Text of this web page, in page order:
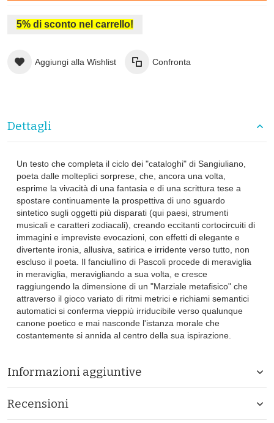
5% di sconto nel carrello!
Aggiungi alla Wishlist Confronta
Dettagli
Un testo che completa il ciclo dei "cataloghi" di Sangiuliano,
poeta dalle molteplici sorprese, che, ancora una volta,
esprime la vivacità di una fantasia e di una scrittura tese a
spostare continuamente la prospettiva di uno sguardo
sintetico sugli oggetti più disparati (qui paesi, strumenti
musicali e caratteri zodiacali), creando eccitanti cortocircuiti di
immagini e impreviste evocazioni, con effetti di elegante e
divertente ironia, allusiva, satirica e irridente verso tutto, non
escluso il poeta. Il fanciullino di Pascoli procede di meraviglia
in meraviglia, meravigliando a sua volta, e cresce
raggiungendo la dimensione di un "Marziale metafisico" che
attraverso il gioco variato di ritmi metrici e richiami semantici
automatici si conferma vieppiù irriducibile verso qualunque
canone poetico e mai nasconde l'istanza morale che
costantemente si annida al centro della sua ispirazione.
Informazioni aggiuntive
Recensioni